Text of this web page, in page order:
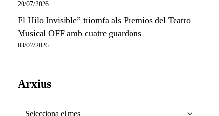
20/07/2026
El Hilo Invisible” triomfa als Premios del Teatro
Musical OFF amb quatre guardons
08/07/2026
Arxius
Arxius